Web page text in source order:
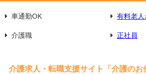
車通勤OK 有料老人
介護職 正社員
介護求人・転職支援サイト「介護のお